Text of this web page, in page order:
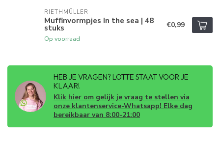
RIETHMÜLLER
Muffinvormpjes In the sea | 48
stuks
Op voorraad
€0,99
HEB JE VRAGEN? LOTTE STAAT VOOR JE
KLAAR!
Klik hier om gelijk je vraag te stellen via
onze klantenservice-Whatsapp! Elke dag
bereikbaar van 8:00-21:00